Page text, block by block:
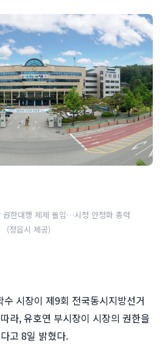
권한대행 체제 돌입…시정 안정화 총력
(정읍시 제공)
시장이 제9회 전국동시지방선거
라, 유호연 부시장이 시장의 권한을
고 8일 밝혔다.